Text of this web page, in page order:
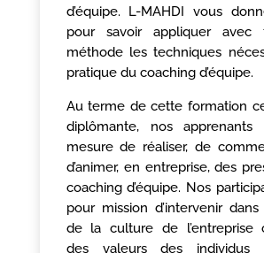
d’équipe. L-MAHDI vous
pour savoir appliquer avec
méthode les techniques
pratique du coaching d’équipe.
Au terme de cette formation
diplômante, nos apprenants
mesure de réaliser, de
d’animer, en entreprise, des
coaching d’équipe. Nos
pour mission d’intervenir
de la culture de l’entreprise
des valeurs des